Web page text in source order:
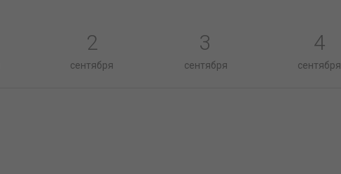
2
сентября
3
сентября
4
сентября